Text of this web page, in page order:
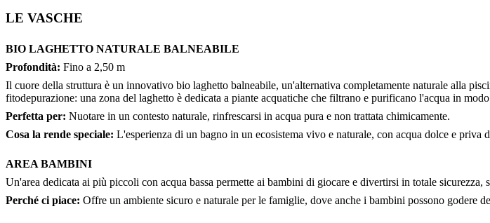
LE VASCHE
BIO LAGHETTO NATURALE BALNEABILE
Profondità: Fino a 2,50 m
Il cuore della struttura è un innovativo bio laghetto balneabile, un'alternativa completamente naturale alla
fitodepurazione: una zona del laghetto è dedicata a piante acquatiche che filtrano e purificano l'acqua in
Perfetta per: Nuotare in un contesto naturale, rinfrescarsi in acqua pura e non trattata chimicamente.
Cosa la rende speciale: L'esperienza di un bagno in un ecosistema vivo e naturale, con acqua dolce e priva
AREA BAMBINI
Un'area dedicata ai più piccoli con acqua bassa permette ai bambini di giocare e divertirsi in totale
Perché ci piace: Offre un ambiente sicuro e naturale per le famiglie, dove anche i bambini possono godere